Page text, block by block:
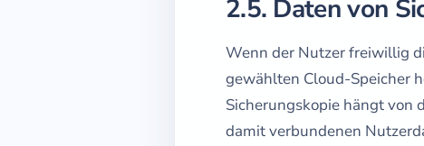
2.5. Daten von
Wenn der Nutzer freiwillig
gewählten Cloud-Speicher
Sicherungskopie hängt von
damit verbundenen